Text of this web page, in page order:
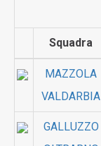
Squadra
MAZZOLA
VALDARBIA
GALLUZZO